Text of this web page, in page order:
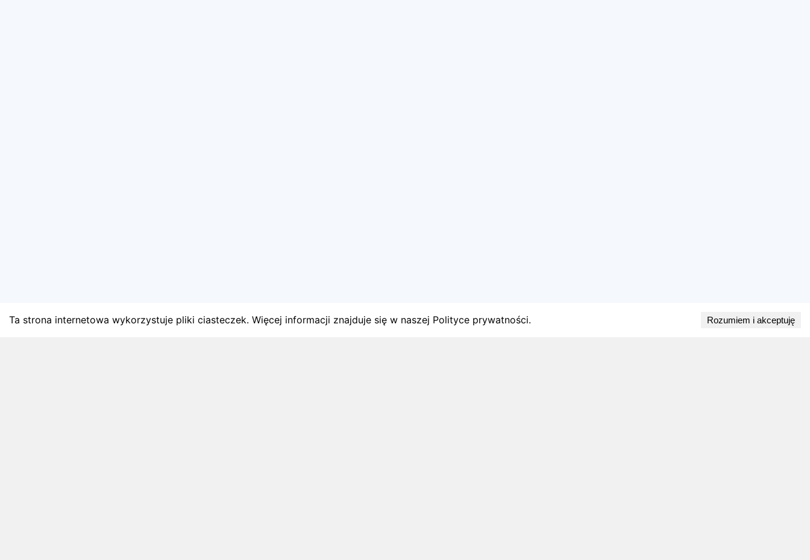
Ta strona internetowa wykorzystuje pliki ciasteczek. Więcej informacji znajduje się w naszej Polityce prywatności. Rozumiem i akceptuję